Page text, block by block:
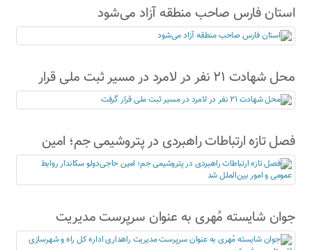
استان فارس صاحب منطقه آزاد می‌شود
محل شهادت ۲۱ نفر در لامرد در مسیر ثبت ملی قرار
گرفت
فصل تازه ارتباطات راهبردی در پتروشیمی جم؛ امین
حاجی‌دولو سکاندار روابط عمومی و امور بین‌الملل شد
جوان شایسته مُهری به عنوان سرپرست مدیریت
راهداری اداره کل راه و شهرسازی لارستان معرفی شد